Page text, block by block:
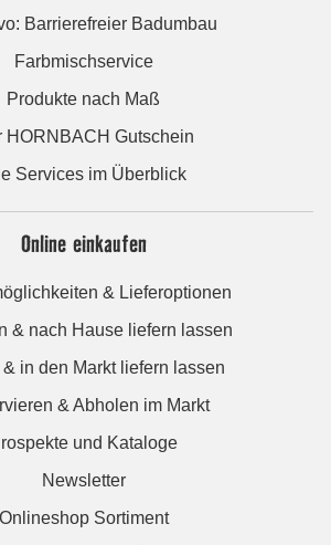
Barrierefreier Badumbau
Farbmischservice
Produkte nach Maß
HORNBACH Gutschein
Services im Überblick
Online einkaufen
& Lieferoptionen
& nach Hause liefern lassen
& in den Markt liefern lassen
& Abholen im Markt
und Kataloge
Newsletter
Onlineshop Sortiment